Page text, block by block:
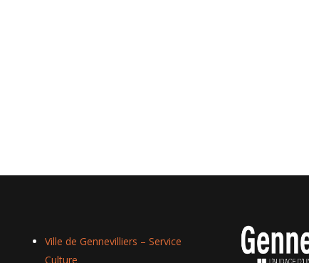
Ville de Gennevilliers – Service
Culture